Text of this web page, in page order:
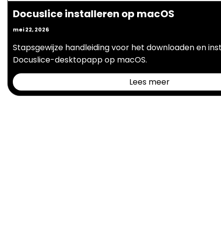
Docuslice installeren op macOS
mei 22, 2026
Stapsgewijze handleiding voor het downloaden en
Docuslice-desktopapp op macOS.
Lees meer